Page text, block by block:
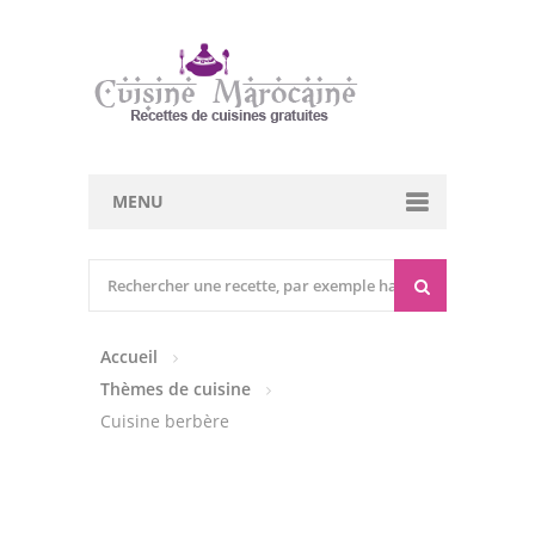
MENU
Entrées Froides
Tajines
Accueil
Thèmes de cuisine
Cuisine berbère